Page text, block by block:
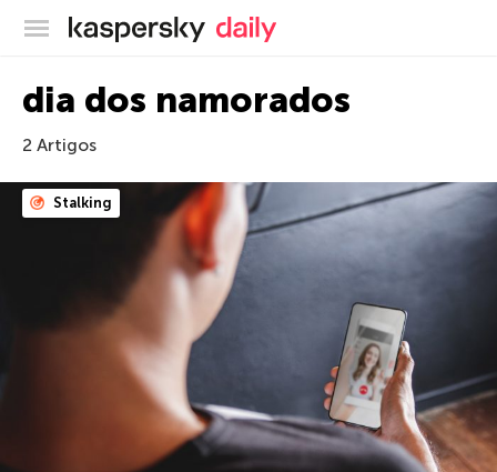
Blog oficial da Kaspersky
dia dos namorados
2 Artigos
Stalking